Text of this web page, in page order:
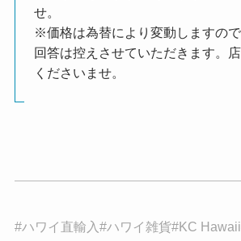
せ。
※価格は為替により変動しますの
回答は控えさせていただきます。
くださいませ。
#ハワイ直輸入#ハワイ雑貨#KC